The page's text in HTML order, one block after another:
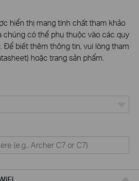
hiển thị mang tính chất tham khảo
chúng có thể phụ thuộc vào các quy
Để biết thêm thông tin, vui lòng tham
hoặc trang sản phẩm.